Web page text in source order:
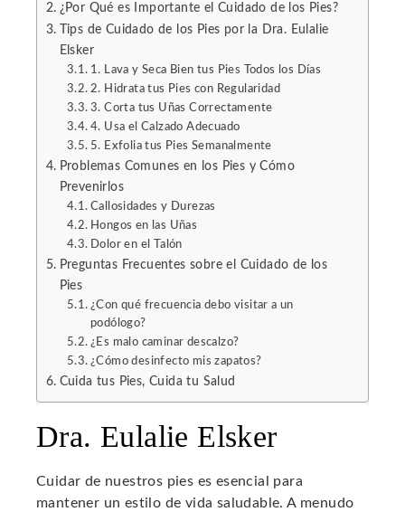
¿Por Qué es Importante el Cuidado de los Pies?
Tips de Cuidado de los Pies por la Dra. Eulalie
Elsker
1. Lava y Seca Bien tus Pies Todos los Días
2. Hidrata tus Pies con Regularidad
3. Corta tus Uñas Correctamente
4. Usa el Calzado Adecuado
5. Exfolia tus Pies Semanalmente
Problemas Comunes en los Pies y Cómo
Prevenirlos
Callosidades y Durezas
Hongos en las Uñas
Dolor en el Talón
Preguntas Frecuentes sobre el Cuidado de los
Pies
¿Con qué frecuencia debo visitar a un
podólogo?
¿Es malo caminar descalzo?
¿Cómo desinfecto mis zapatos?
Cuida tus Pies, Cuida tu Salud
Dra. Eulalie Elsker
Cuidar de nuestros pies es esencial para
mantener un estilo de vida saludable. A menudo